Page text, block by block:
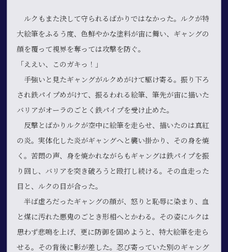
ルクもまた決して守られるばかりではなかった。ルクが特
大絵筆をふるう度、色鮮やかな塗料が宙に舞い、ギャングの
顔を覆って視界を奪っては攻撃を防ぐ。
「ええい、このガキっ！」
手強いと見たギャングがルクめがけて駆け寄る。振り下ろ
され鉄パイプめがけて、振るわれる絵筆、筆先が宙に描いた
バリアがオーラのごとく鉄パイプを受け止めた。
反撃とばかりルクが空中に絵筆を走らせ、描いたのは真紅
の炎。実体化した炎がギャングへと襲い掛かり、その身を焼
く。苦悶の声、身を焼かれながらもギャングは鉄パイプを振
り回し、バリアを突き破ろうと殴打し続ける。その血走った
目と、ルクの目が合った。
半ば虚ろだったギャングの顔が、怒りと恥辱に染まり、血
と煤に汚れた悪鬼のごとき形相へとかわる。その姿にルクは
思わず悲鳴を上げ、更に防御を固めようと、特大絵筆を走ら
せる。その背後に影が差した。忍び寄っていた別のギャング